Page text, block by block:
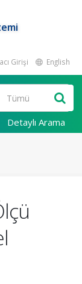
Girişi English
Detaylı Arama